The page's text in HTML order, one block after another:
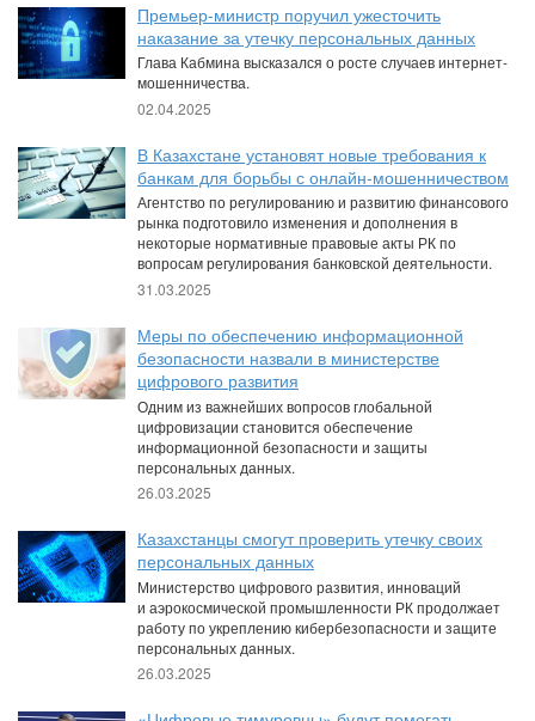
Премьер-министр поручил ужесточить
наказание за утечку персональных данных
Глава Кабмина высказался о росте случаев интернет-
мошенничества.
02.04.2025
В Казахстане установят новые требования к
банкам для борьбы с онлайн-мошенничеством
Агентство по регулированию и развитию финансового
рынка подготовило изменения и дополнения в
некоторые нормативные правовые акты РК по
вопросам регулирования банковской деятельности.
31.03.2025
Меры по обеспечению информационной
безопасности назвали в министерстве
цифрового развития
Одним из важнейших вопросов глобальной
цифровизации становится обеспечение
информационной безопасности и защиты
персональных данных.
26.03.2025
Казахстанцы смогут проверить утечку своих
персональных данных
Министерство цифрового развития, инноваций
и аэрокосмической промышленности РК продолжает
работу по укреплению кибербезопасности и защите
персональных данных.
26.03.2025